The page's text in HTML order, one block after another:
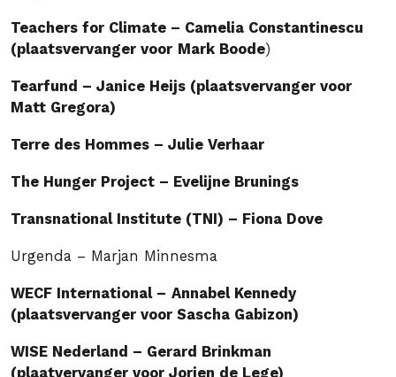
Teachers for Climate – Camelia Constantinescu
(plaatsvervanger voor Mark Boode)
Tearfund – Janice Heijs (plaatsvervanger voor
Matt Gregora)
Terre des Hommes – Julie Verhaar
The Hunger Project – Evelijne Brunings
Transnational Institute (TNI) – Fiona Dove
Urgenda – Marjan Minnesma
WECF International – Annabel Kennedy
(plaatsvervanger voor Sascha Gabizon)
WISE Nederland – Gerard Brinkman
(plaatvervanger voor Jorien de Lege)